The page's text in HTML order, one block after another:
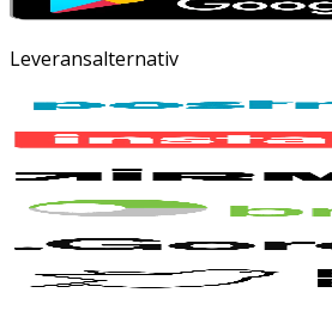
Leveransalternativ